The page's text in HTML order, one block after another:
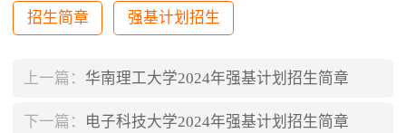
招生简章 强基计划招生
上一篇： 华南理工大学2024年强基计划招生简章
下一篇： 电子科技大学2024年强基计划招生简章